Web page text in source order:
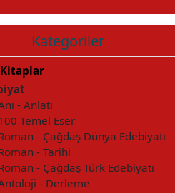
Kategoriler
- Anlatı
Temel Eser
- Çağdaş Dünya Edebiyatı
- Tarihi
- Çağdaş Türk Edebiyatı
- Derleme